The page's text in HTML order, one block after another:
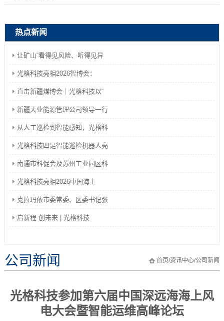
热点新闻
让矿山“看得见风险、听得见异
光格科技亮相2026智博会：
直击新疆煤博会｜光格科技以“
新疆天业能源管理公司领导一行
从人工巡检到智能感知，光格科
光格科技四足智能巡检机器人亮
南通市科促会及苏州工业园区科
光格科技亮相2026中国海上
克拉玛依市委常委、区委书记张
启新程 创未来 | 光格科技
首页/资讯中心/公司新闻
公司新闻
光格科技参加第六届中国深远海海上风
电大会暨智能运维高峰论坛